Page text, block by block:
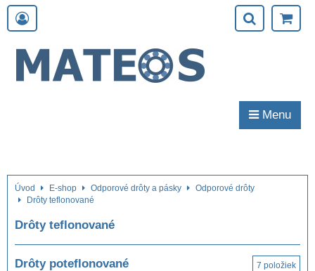
Menu
Úvod E-shop Odporové drôty a pásky
Odporové drôty
Drôty teflonované
Drôty teflonované
Drôty poteflonované 7 položiek